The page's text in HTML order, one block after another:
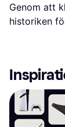
Genom att
historiken